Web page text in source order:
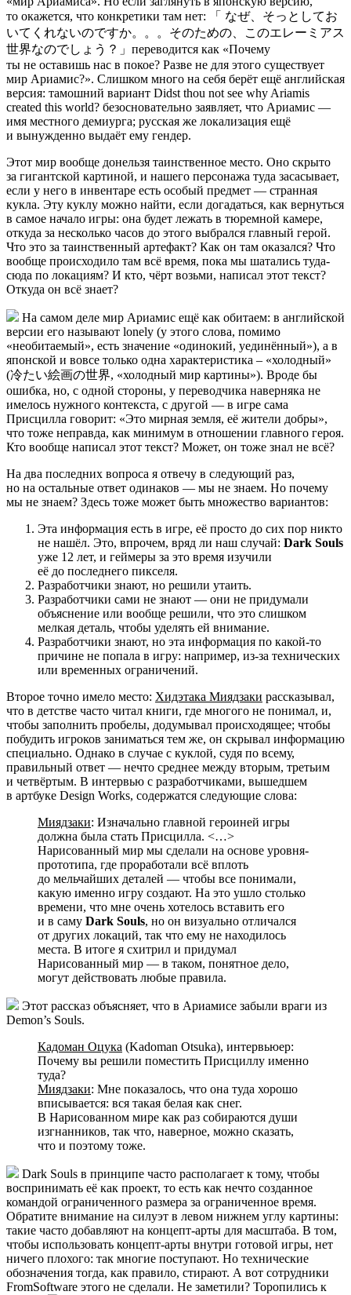
то окажется, что конкретики там нет: 「 なぜ、そっとしてお
いてくれないのですか。。。そのための、このエレーミアス
世界なのでしょう？」переводится как «Почему
ты не оставишь нас в покое? Разве не для этого существует
мир Ариамис?». Слишком много на себя берёт ещё английская
версия: тамошний вариант Didst thou not see why Ariamis
created this world? безосновательно заявляет, что Ариамис —
имя местного демиурга; русская же локализация ещё
и вынужденно выдаёт ему гендер.
Этот мир вообще донельзя таинственное место. Оно скрыто
за гигантской картиной, и нашего персонажа туда засасывает,
если у него в инвентаре есть особый предмет — странная
кукла. Эту куклу можно найти, если догадаться, как вернуться
в самое начало игры: она будет лежать в тюремной камере,
откуда за несколько часов до этого выбрался главный герой.
Что это за таинственный артефакт? Как он там оказался? Что
вообще происходило там всё время, пока мы шатались туда-
сюда по локациям? И кто, чёрт возьми, написал этот текст?
Откуда он всё знает?
На самом деле мир Ариамис ещё как обитаем: в английской
версии его называют lonely (у этого слова, помимо
«необитаемый», есть значение «одинокий, уединённый»), а в
японской и вовсе только одна характеристика – «холодный»
(冷たい絵画の世界, «холодный мир картины»). Вроде бы
ошибка, но, с одной стороны, у переводчика наверняка не
имелось нужного контекста, с другой — в игре сама
Присцилла говорит: «Это мирная земля, её жители добры»,
что тоже неправда, как минимум в отношении главного героя.
Кто вообще написал этот текст? Может, он тоже знал не всё?
На два последних вопроса я отвечу в следующий раз,
но на остальные ответ одинаков — мы не знаем. Но почему
мы не знаем? Здесь тоже может быть множество вариантов:
Эта информация есть в игре, её просто до сих пор никто
не нашёл. Это, впрочем, вряд ли наш случай: Dark Souls
уже 12 лет, и геймеры за это время изучили
её до последнего пикселя.
Разработчики знают, но решили утаить.
Разработчики сами не знают — они не придумали
объяснение или вообще решили, что это слишком
мелкая деталь, чтобы уделять ей внимание.
Разработчики знают, но эта информация по какой-то
причине не попала в игру: например, из-за технических
или временных ограничений.
Второе точно имело место: Хидэтака Миядзаки рассказывал,
что в детстве часто читал книги, где многого не понимал, и,
чтобы заполнить пробелы, додумывал происходящее; чтобы
побудить игроков заниматься тем же, он скрывал информацию
специально. Однако в случае с куклой, судя по всему,
правильный ответ — нечто среднее между вторым, третьим
и четвёртым. В интервью с разработчиками, вышедшем
в артбуке Design Works, содержатся следующие слова:
Миядзаки: Изначально главной героиней игры
должна была стать Присцилла. <…>
Нарисованный мир мы сделали на основе уровня-
прототипа, где проработали всё вплоть
до мельчайших деталей — чтобы все понимали,
какую именно игру создают. На это ушло столько
времени, что мне очень хотелось вставить его
и в саму Dark Souls, но он визуально отличался
от других локаций, так что ему не находилось
места. В итоге я схитрил и придумал
Нарисованный мир — в таком, понятное дело,
могут действовать любые правила.
Этот рассказ объясняет, что в Ариамисе забыли враги из
Demon’s Souls.
Кадоман Оцука (Kadoman Otsuka), интервьюер:
Почему вы решили поместить Присциллу именно
туда?
Миядзаки: Мне показалось, что она туда хорошо
вписывается: вся такая белая как снег.
В Нарисованном мире как раз собираются души
изгнанников, так что, наверное, можно сказать,
что и поэтому тоже.
Dark Souls в принципе часто располагает к тому, чтобы
воспринимать её как проект, то есть как нечто созданное
командой ограниченного размера за ограниченное время.
Обратите внимание на силуэт в левом нижнем углу картины:
такие часто добавляют на концепт-арты для масштаба. В том,
чтобы использовать концепт-арты внутри готовой игры, нет
ничего плохого: так многие поступают. Но технические
обозначения тогда, как правило, стирают. А вот сотрудники
FromSoftware этого не сделали. Не заметили? Торопились к